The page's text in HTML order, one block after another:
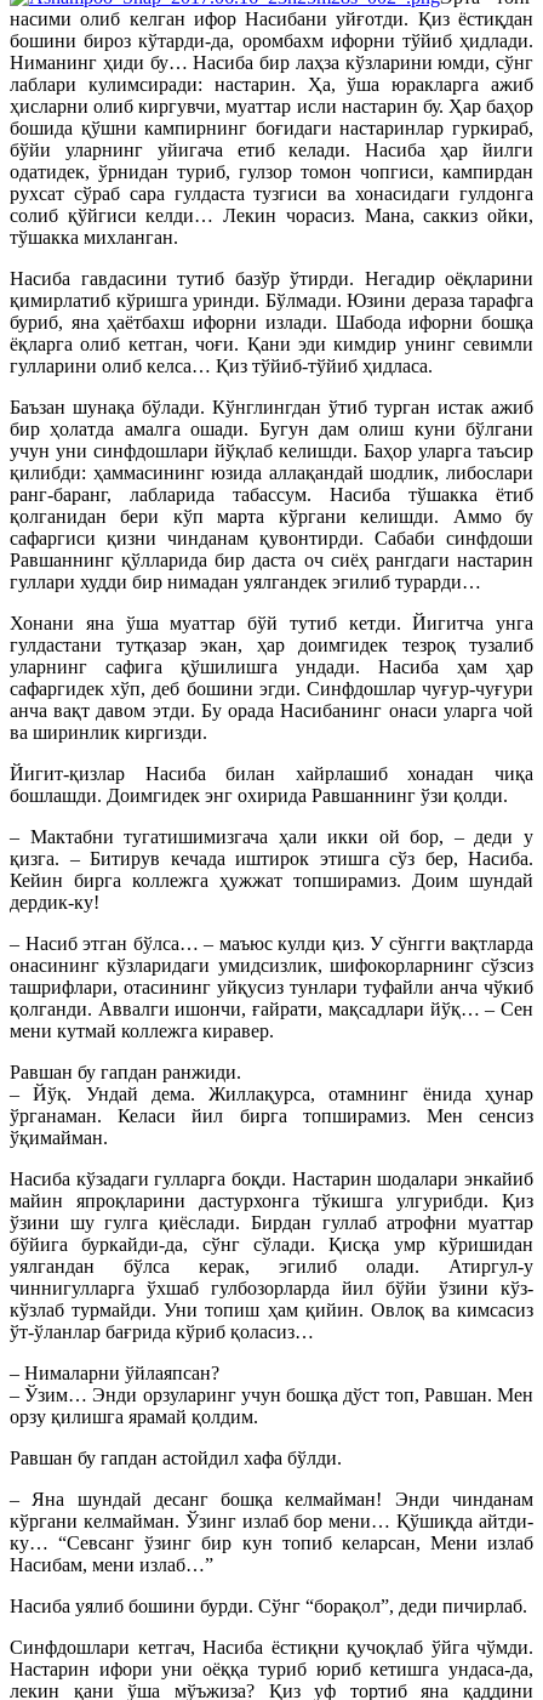
насими олиб келган ифор Насибани уйғотди. Қиз ёстиқдан
бошини бироз кўтарди-да, оромбахм ифорни тўйиб ҳидлади.
Ниманинг ҳиди бу… Насиба бир лаҳза кўзларини юмди, сўнг
лаблари кулимсиради: настарин. Ҳа, ўша юракларга ажиб
ҳисларни олиб киргувчи, муаттар исли настарин бу. Ҳар баҳор
бошида қўшни кампирнинг боғидаги настаринлар гуркираб,
бўйи уларнинг уйигача етиб келади. Насиба ҳар йилги
одатидек, ўрнидан туриб, гулзор томон чопгиси, кампирдан
рухсат сўраб сара гулдаста тузгиси ва хонасидаги гулдонга
солиб қўйгиси келди… Лекин чорасиз. Мана, саккиз ойки,
тўшакка михланган.
Насиба гавдасини тутиб базўр ўтирди. Негадир оёқларини
қимирлатиб кўришга уринди. Бўлмади. Юзини дераза тарафга
буриб, яна ҳаётбахш ифорни излади. Шабода ифорни бошқа
ёқларга олиб кетган, чоғи. Қани эди кимдир унинг севимли
гулларини олиб келса… Қиз тўйиб-тўйиб ҳидласа.
Баъзан шунақа бўлади. Кўнглингдан ўтиб турган истак ажиб
бир ҳолатда амалга ошади. Бугун дам олиш куни бўлгани
учун уни синфдошлари йўқлаб келишди. Баҳор уларга таъсир
қилибди: ҳаммасининг юзида аллақандай шодлик, либослари
ранг-баранг, лабларида табассум. Насиба тўшакка ётиб
қолганидан бери кўп марта кўргани келишди. Аммо бу
сафаргиси қизни чинданам қувонтирди. Сабаби синфдоши
Равшаннинг қўлларида бир даста оч сиёҳ рангдаги настарин
гуллари худди бир нимадан уялгандек эгилиб турарди…
Хонани яна ўша муаттар бўй тутиб кетди. Йигитча унга
гулдастани тутқазар экан, ҳар доимгидек тезроқ тузалиб
уларнинг сафига қўшилишга ундади. Насиба ҳам ҳар
сафаргидек хўп, деб бошини эгди. Синфдошлар чуғур-чуғури
анча вақт давом этди. Бу орада Насибанинг онаси уларга чой
ва ширинлик киргизди.
Йигит-қизлар Насиба билан хайрлашиб хонадан чиқа
бошлашди. Доимгидек энг охирида Равшаннинг ўзи қолди.
– Мактабни тугатишимизгача ҳали икки ой бор, – деди у
қизга. – Битирув кечада иштирок этишга сўз бер, Насиба.
Кейин бирга коллежга ҳужжат топширамиз. Доим шундай
дердик-ку!
– Насиб этган бўлса… – маъюс кулди қиз. У сўнгги вақтларда
онасининг кўзларидаги умидсизлик, шифокорларнинг сўзсиз
ташрифлари, отасининг уйқусиз тунлари туфайли анча чўкиб
қолганди. Аввалги ишончи, ғайрати, мақсадлари йўқ… – Сен
мени кутмай коллежга киравер.
Равшан бу гапдан ранжиди.
– Йўқ. Ундай дема. Жиллақурса, отамнинг ёнида ҳунар
ўрганаман. Келаси йил бирга топширамиз. Мен сенсиз
ўқимайман.
Насиба кўзадаги гулларга боқди. Настарин шодалари энкайиб
майин япроқларини дастурхонга тўкишга улгурибди. Қиз
ўзини шу гулга қиёслади. Бирдан гуллаб атрофни муаттар
бўйига буркайди-да, сўнг сўлади. Қисқа умр кўришидан
уялгандан бўлса керак, эгилиб олади. Атиргул-у
чиннигулларга ўхшаб гулбозорларда йил бўйи ўзини кўз-
кўзлаб турмайди. Уни топиш ҳам қийин. Овлоқ ва кимсасиз
ўт-ўланлар бағрида кўриб қоласиз…
– Нималарни ўйлаяпсан?
– Ўзим… Энди орзуларинг учун бошқа дўст топ, Равшан. Мен
орзу қилишга ярамай қолдим.
Равшан бу гапдан астойдил хафа бўлди.
– Яна шундай десанг бошқа келмайман! Энди чинданам
кўргани келмайман. Ўзинг излаб бор мени… Қўшиқда айтди-
ку… “Севсанг ўзинг бир кун топиб келарсан, Мени излаб
Насибам, мени излаб…”
Насиба уялиб бошини бурди. Сўнг “борақол”, деди пичирлаб.
Синфдошлари кетгач, Насиба ёстиқни қучоқлаб ўйга чўмди.
Настарин ифори уни оёққа туриб юриб кетишга ундаса-да,
лекин қани ўша мўъжиза? Қиз уф тортиб яна қаддини